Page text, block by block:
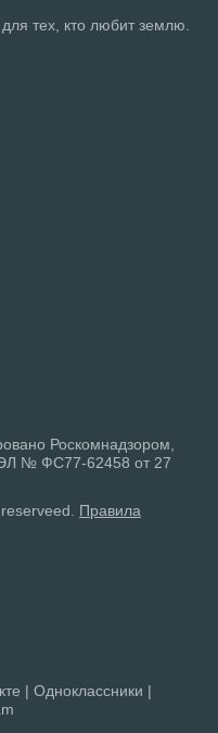
тех, кто любит землю.
Роскомнадзором,
ЭЛ № ФС77-62458 от 27
Правила
| Одноклассники |